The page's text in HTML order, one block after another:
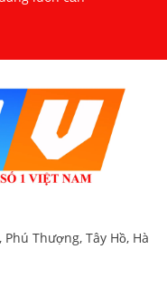
Thượng, Tây Hồ, Hà